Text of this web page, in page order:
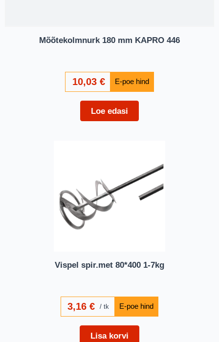
Mõõtekolmnurk 180 mm KAPRO 446
10,03 €
Loe edasi
Vispel spir.met 80*400 1-7kg
3,16€ tk
Lisa korvi